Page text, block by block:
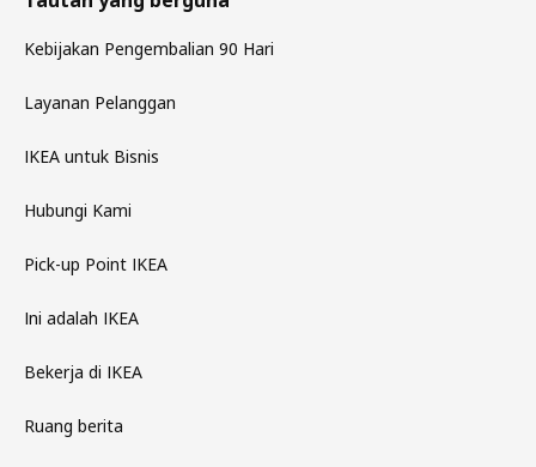
Kebijakan Pengembalian 90 Hari
Layanan Pelanggan
IKEA untuk Bisnis
Hubungi Kami
Pick-up Point IKEA
Ini adalah IKEA
Bekerja di IKEA
Ruang berita